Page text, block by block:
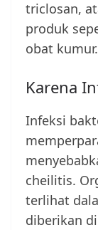
triclosan,
produk
obat kumur.
Karena
Infeksi
cheilitis.
terlihat
diberikan